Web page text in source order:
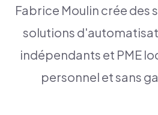
Fabrice Moulin crée des
solutions
indépendants et PME
personnel et sans